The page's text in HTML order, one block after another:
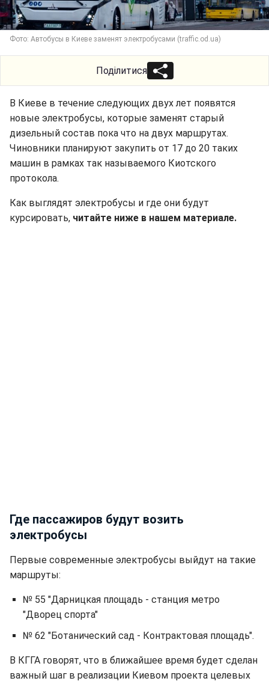
Фото: Автобусы в Киеве заменят электробусами (traffic.od.ua)
Поділитися
В Киеве в течение следующих двух лет появятся
новые электробусы, которые заменят старый
дизельный состав пока что на двух маршрутах.
Чиновники планируют закупить от 17 до 20 таких
машин в рамках так называемого Киотского
протокола.
Как выглядят электробусы и где они будут
курсировать, читайте ниже в нашем материале.
Где пассажиров будут возить
электробусы
Первые современные электробусы выйдут на такие
маршруты:
№ 55 "Дарницкая площадь - станция метро
"Дворец спорта"
№ 62 "Ботанический сад - Контрактовая площадь".
В КГГА говорят, что в ближайшее время будет сделан
важный шаг в реализации Киевом проекта целевых